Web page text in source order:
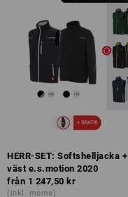
HERR-SET: Softshelljacka +
väst e.s.motion 2020
från 1 247,50 kr
(inkl. moms)